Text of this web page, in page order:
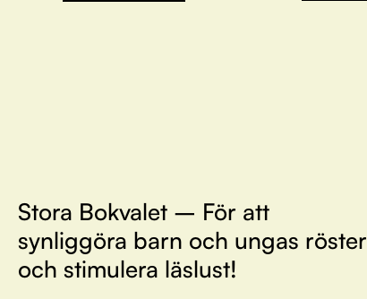
Stora Bokvalet – För att
synliggöra barn och ungas röster
och stimulera läslust!